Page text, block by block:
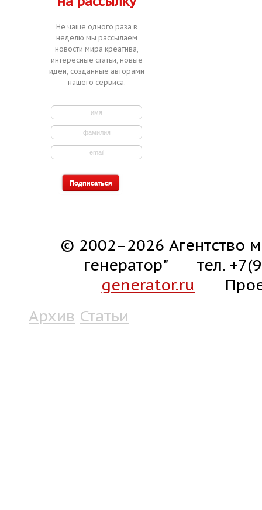
Не чаще одного раза в
неделю мы рассылаем
новости мира креатива,
интересные статьи, новые
идеи, созданные авторами
нашего сервиса.
© 2002–2026 Агентство
генератор"
тел.
generator.ru
Архив Статьи